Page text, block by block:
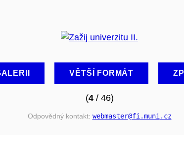
VĚTŠÍ FORMÁT
(4/ 46)
Odpovědný kontakt: webmaster@fi .muni .cz